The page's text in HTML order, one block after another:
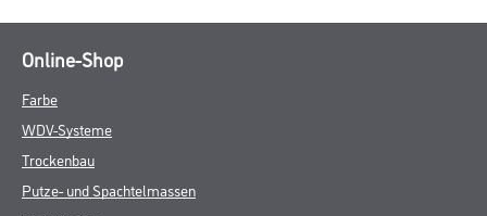
Online-Shop
Farbe
WDV-Systeme
Trockenbau
Putze- und Spachtelmassen